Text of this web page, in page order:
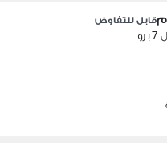
قابل للتفاوض